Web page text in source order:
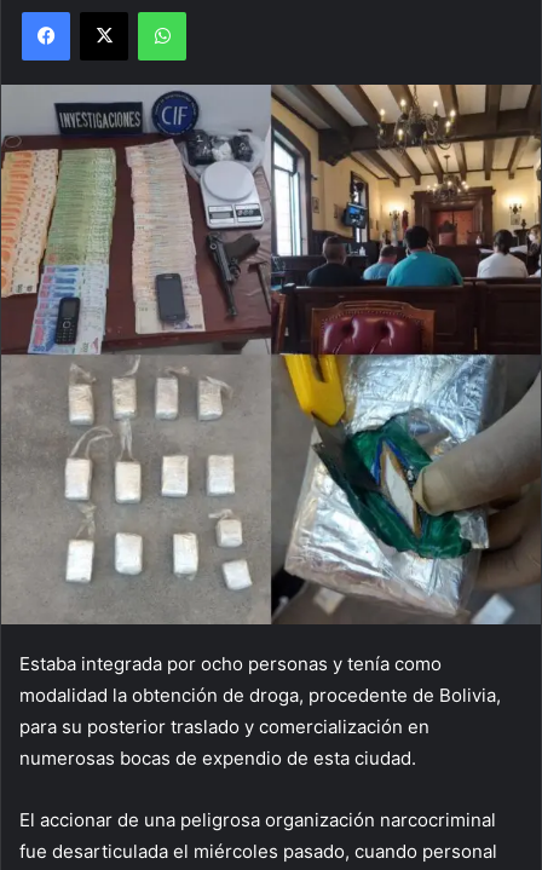
Facebook
X WhatsApp
Estaba integrada por ocho personas y tenía como
modalidad la obtención de droga, procedente de Bolivia,
para su posterior traslado y comercialización en
numerosas bocas de expendio de esta ciudad.
El accionar de una peligrosa organización narcocriminal
fue desarticulada el miércoles pasado, cuando personal